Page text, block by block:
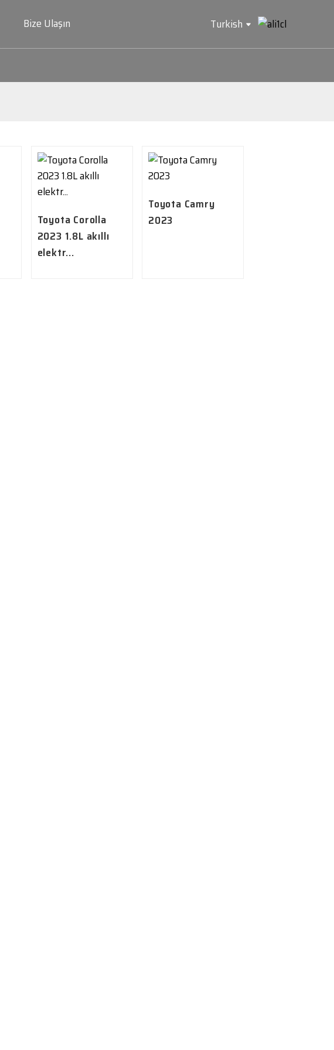
Bize Ulaşın Turkish
Toyota Corolla
2023 1.8L akıllı
elektr...
Toyota Camry
2023